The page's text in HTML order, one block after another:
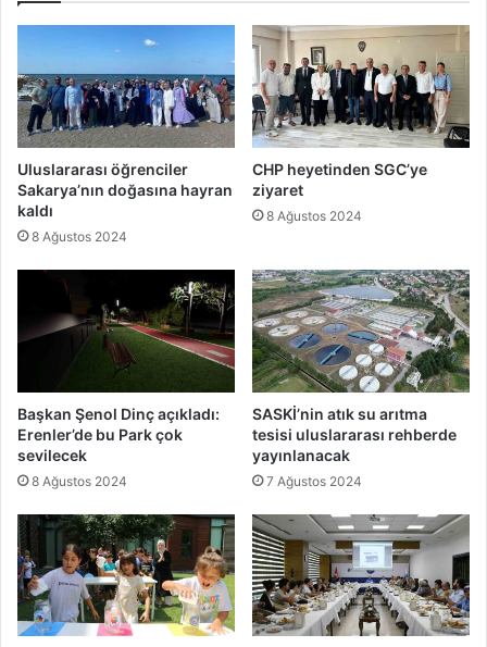
Uluslararası öğrenciler
Sakarya’nın doğasına hayran
kaldı
8 Ağustos 2024
CHP heyetinden SGC’ye
ziyaret
8 Ağustos 2024
Başkan Şenol Dinç açıkladı:
Erenler’de bu Park çok
sevilecek
8 Ağustos 2024
SASKİ’nin atık su arıtma
tesisi uluslararası rehberde
yayınlanacak
7 Ağustos 2024